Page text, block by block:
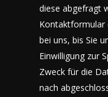
diese abgefragt
Kontaktformular
bei uns, bis Sie
Einwilligung zur
Zweck für die
nach